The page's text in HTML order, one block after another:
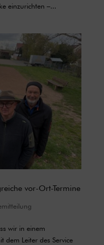
einzurichten –...
vor-Ort-Termine
wir in einem
dem Leiter des Service